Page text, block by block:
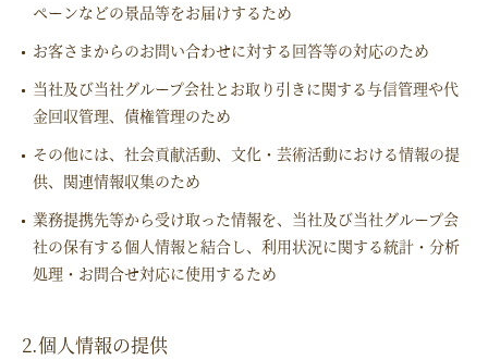
ペーンなどの景品等をお届けするため
お客さまからのお問い合わせに対する回答等の対応のため
当社及び当社グループ会社とお取り引きに関する与信管理や代
金回収管理、債権管理のため
その他には、社会貢献活動、文化・芸術活動における情報の提
供、関連情報収集のため
業務提携先等から受け取った情報を、当社及び当社グループ会
社の保有する個人情報と結合し、利用状況に関する統計・分析
処理・お問合せ対応に使用するため
2.個人情報の提供